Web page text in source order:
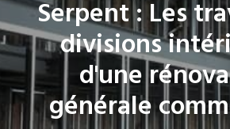
Serpent : Les
divisions
d'une
générale